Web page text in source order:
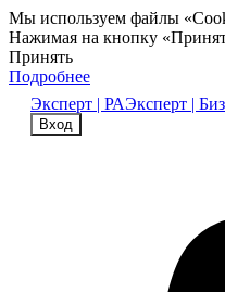
Мы используем файлы
Нажимая на кнопку
Принять
Подробнее
Эксперт | РАЭксперт |
Вход